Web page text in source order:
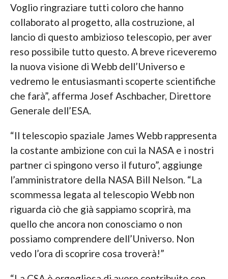
Voglio ringraziare tutti coloro che hanno
collaborato al progetto, alla costruzione, al
lancio di questo ambizioso telescopio, per aver
reso possibile tutto questo. A breve riceveremo
la nuova visione di Webb dell’Universo e
vedremo le entusiasmanti scoperte scientifiche
che farà”, afferma Josef Aschbacher, Direttore
Generale dell’ESA.
“Il telescopio spaziale James Webb rappresenta
la costante ambizione con cui la NASA e i nostri
partner ci spingono verso il futuro”, aggiunge
l’amministratore della NASA Bill Nelson. “La
scommessa legata al telescopio Webb non
riguarda ciò che già sappiamo scoprirà, ma
quello che ancora non conosciamo o non
possiamo comprendere dell’Universo. Non
vedo l’ora di scoprire cosa troverà!”